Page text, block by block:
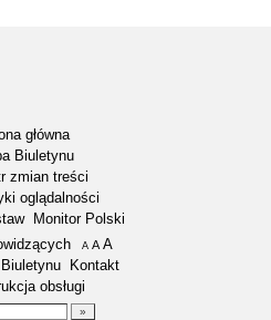
główna
Biuletynu
zmian treści
oglądalności
Monitor Polski
A pomniejsz czcionkę
A standardowy rozmiar czcionki
A
Kontakt
obsługi